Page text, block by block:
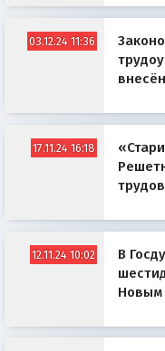
03.12.24 11:36
17.11.24 16:18
12.11.24 10:02
В
Новым